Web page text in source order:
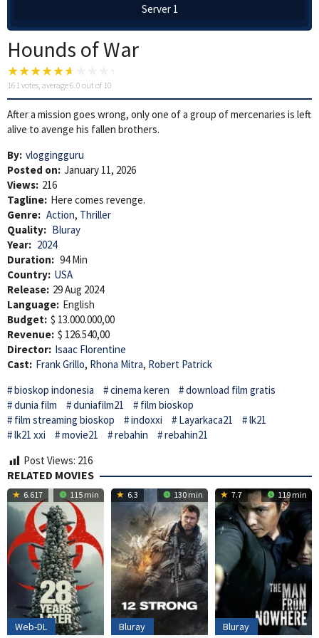
Server 1
Hounds of War
161 votes, average6.0 out of 10
After a mission goes wrong, only one of a group of mercenaries is left
alive to avenge his fallen brothers.
By: vloggingguru
Posted on: January 11, 2026
Views: 216
Tagline: Here comes revenge.
Genre: Action, Thriller
Quality: Bluray
Year: 2024
Duration: 94 Min
Country: USA
Release: 29 Aug 2024
Language: English
Budget: $ 13.000.000,00
Revenue: $ 126.540,00
Director: Isaac Florentine
Cast: Frank Grillo, Rhona Mitra, Robert Patrick
bioskop indonesia
cinema keren
download film gratis
dunia film
duniafilm21
film bioskop
film streaming bioskop
indoxxi Layarkaca21
lk21
lk21 xxi
movie21 rebahin
rebahin21
Post Views: 216
RELATED MOVIES
6.617 115 min
Web-DL
6.3 130 min
Bluray
7.7 119 min
Bluray